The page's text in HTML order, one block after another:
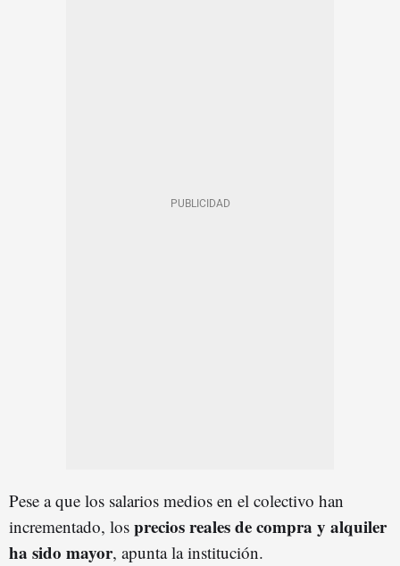
Pese a que los salarios medios en el colectivo han
incrementado, los precios reales de compra y alquiler
ha sido mayor, apunta la institución.